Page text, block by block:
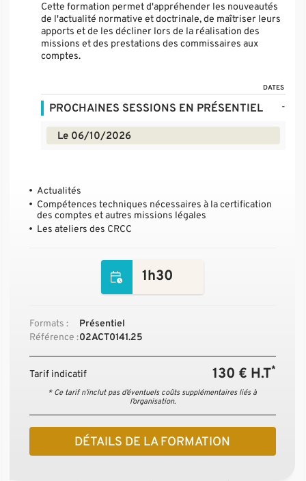
Cette formation permet d'appréhender les nouveautés
de l'actualité normative et doctrinale, de maîtriser leurs
apports et de les décliner lors de la réalisation des
missions et des prestations des commissaires aux
comptes.
DATES
PROCHAINES SESSIONS EN PRÉSENTIEL -
Le 06/10/2026
Actualités
Compétences techniques nécessaires à la certification
des comptes et autres missions légales
Les ateliers des CRCC
1h30
Formats :
Présentiel
Référence :02ACT0141.25
Tarif indicatif 130 € H.T*
* Ce tarif n’inclut pas d’éventuels coûts supplémentaires liés à
l’organisation.
DÉTAILS DE LA FORMATION